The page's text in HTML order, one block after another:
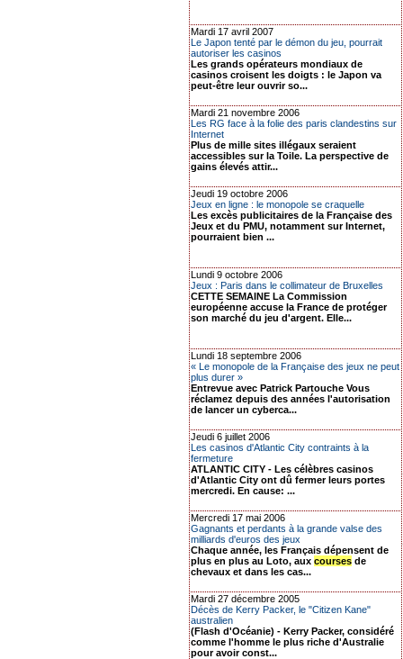
Mardi 17 avril 2007
Le Japon tenté par le démon du jeu, pourrait
autoriser les casinos
Les grands opérateurs mondiaux de
casinos croisent les doigts : le Japon va
peut-être leur ouvrir so...
Mardi 21 novembre 2006
Les RG face à la folie des paris clandestins sur
Internet
Plus de mille sites illégaux seraient
accessibles sur la Toile. La perspective de
gains élevés attir...
Jeudi 19 octobre 2006
Jeux en ligne : le monopole se craquelle
Les excès publicitaires de la Française des
Jeux et du PMU, notamment sur Internet,
pourraient bien ...
Lundi 9 octobre 2006
Jeux : Paris dans le collimateur de Bruxelles
CETTE SEMAINE La Commission
européenne accuse la France de protéger
son marché du jeu d'argent. Elle...
Lundi 18 septembre 2006
« Le monopole de la Française des jeux ne peut
plus durer »
Entrevue avec Patrick Partouche Vous
réclamez depuis des années l'autorisation
de lancer un cyberca...
Jeudi 6 juillet 2006
Les casinos d'Atlantic City contraints à la
fermeture
ATLANTIC CITY - Les célèbres casinos
d'Atlantic City ont dû fermer leurs portes
mercredi. En cause: ...
Mercredi 17 mai 2006
Gagnants et perdants à la grande valse des
milliards d'euros des jeux
Chaque année, les Français dépensent de
plus en plus au Loto, aux courses de
chevaux et dans les cas...
Mardi 27 décembre 2005
Décès de Kerry Packer, le "Citizen Kane"
australien
(Flash d'Océanie) - Kerry Packer, considéré
comme l'homme le plus riche d'Australie
pour avoir const...